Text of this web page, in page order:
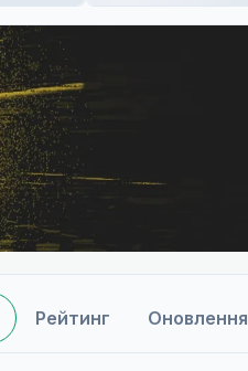
Рейтинг Оновлення